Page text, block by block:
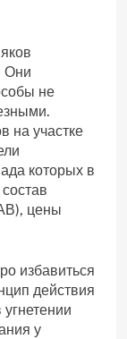
Они
не
на участке
которых в
цены
избавиться
действия
у